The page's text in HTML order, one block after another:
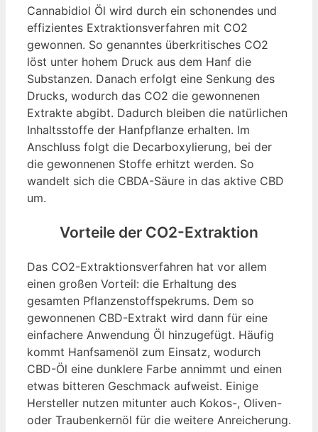
Cannabidiol Öl wird durch ein schonendes und
effizientes Extraktionsverfahren mit CO2
gewonnen. So genanntes überkritisches CO2
löst unter hohem Druck aus dem Hanf die
Substanzen. Danach erfolgt eine Senkung des
Drucks, wodurch das CO2 die gewonnenen
Extrakte abgibt. Dadurch bleiben die natürlichen
Inhaltsstoffe der Hanfpflanze erhalten. Im
Anschluss folgt die Decarboxylierung, bei der
die gewonnenen Stoffe erhitzt werden. So
wandelt sich die CBDA-Säure in das aktive CBD
um.
Vorteile der CO2-Extraktion
Das CO2-Extraktionsverfahren hat vor allem
einen großen Vorteil: die Erhaltung des
gesamten Pflanzenstoffspekrums. Dem so
gewonnenen CBD-Extrakt wird dann für eine
einfachere Anwendung Öl hinzugefügt. Häufig
kommt Hanfsamenöl zum Einsatz, wodurch
CBD-Öl eine dunklere Farbe annimmt und einen
etwas bitteren Geschmack aufweist. Einige
Hersteller nutzen mitunter auch Kokos-, Oliven-
oder Traubenkernöl für die weitere Anreicherung.